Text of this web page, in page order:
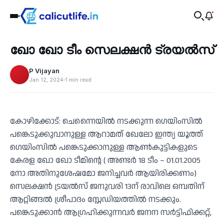
‹
Sports
ഖോ ഖോ ടീം സെലക്ഷൻ ട്രയൽസ്
P Vijayan
Jan 12, 2024 1 min read
കോഴിക്കോട്: ചെന്നൈയിൽ നടക്കുന്ന ഗെയിംസിൽ
പങ്കെടുക്കുവാനുള്ള ആറാമത് ഖേലോ ഇന്ത്യ യൂത്ത്
ഗെയിംസിൽ പങ്കെടുക്കാനുള്ള ആൺകുട്ടികളുടെ
കേരള ഖോ ഖോ ടീമിന്റെ ( അണ്ടർ 18 ടീം – 01.01.2005
നോ അതിനുശേഷമോ ജനിച്ചവർ ആയിരിക്കണം)
സെലക്ഷൻ ട്രയൽസ് ജനുവരി 13ന് രാവിലെ ഒമ്പതിന്
ആറ്റിങ്ങൽ ശ്രീപാദം സ്റ്റേഡിയത്തിൽ നടക്കും.
പങ്കെടുക്കാൻ ആഗ്രഹിക്കുന്നവർ ജനന സർട്ടിഫിക്കറ്റ്,